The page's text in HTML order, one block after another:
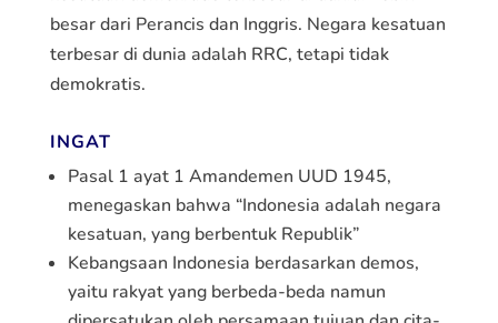
besar dari Perancis dan Inggris. Negara kesatuan
terbesar di dunia adalah RRC, tetapi tidak
demokratis.
INGAT
Pasal 1 ayat 1 Amandemen UUD 1945,
menegaskan bahwa “Indonesia adalah negara
kesatuan, yang berbentuk Republik”
Kebangsaan Indonesia berdasarkan demos,
yaitu rakyat yang berbeda-beda namun